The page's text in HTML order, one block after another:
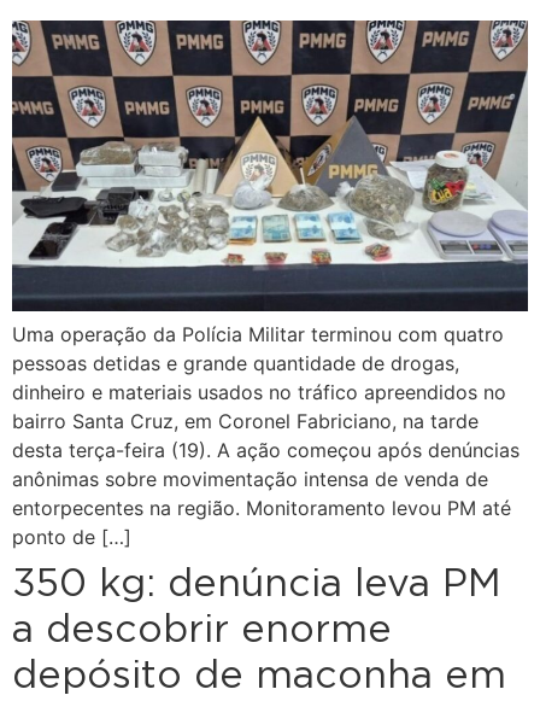
Uma operação da Polícia Militar terminou com quatro
pessoas detidas e grande quantidade de drogas,
dinheiro e materiais usados no tráfico apreendidos no
bairro Santa Cruz, em Coronel Fabriciano, na tarde
desta terça-feira (19). A ação começou após denúncias
anônimas sobre movimentação intensa de venda de
entorpecentes na região. Monitoramento levou PM até
ponto de […]
350 kg: denúncia leva PM
a descobrir enorme
depósito de maconha em